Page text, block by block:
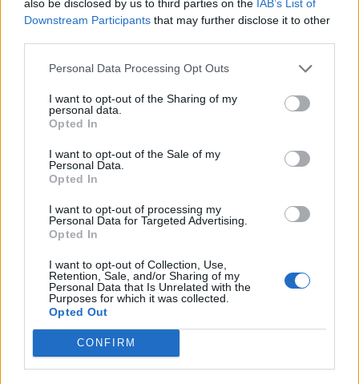
also be disclosed by us to third parties on the IAB’s List of
Downstream Participants that may further disclose it to other
Personal Data Processing Opt Outs
I want to opt-out of the Sharing of my
personal data.
Opted In
I want to opt-out of the Sale of my
Personal Data.
Opted In
I want to opt-out of processing my
Personal Data for Targeted Advertising.
Opted In
I want to opt-out of Collection, Use,
Retention, Sale, and/or Sharing of my
Personal Data that Is Unrelated with the
Purposes for which it was collected.
Opted Out
CONFIRM
P
E A
S
Apelido comum para Alessandra ou Alessandro
L
Ê
Iniciais da cantora baiana de O Canto da Cidade
M
E A
L
Apelido de Clarissa:
L
Á
Mídia social fundada por Mark Zuckerberg em 2004:
A C E B O O
K